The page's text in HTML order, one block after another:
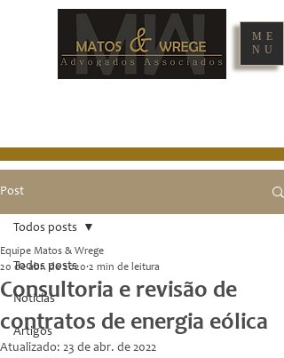
ME
NU
Post
Todos posts
Notícias
Artigos
Todos posts
Consultoria e revisão de
contratos de energia eólica
Equipe Matos & Wrege
20 de abr. de 2020 2 min de leitura
Atualizado: 23 de abr. de 2022